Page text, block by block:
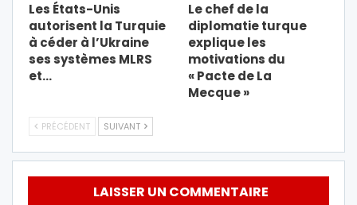
Les États-Unis
autorisent la Turquie
à céder à l’Ukraine
ses systèmes MLRS
et…
Le chef de la
diplomatie turque
explique les
motivations du
« Pacte de La
Mecque »
PRÉCÉDENT SUIVANT
LAISSER UN COMMENTAIRE